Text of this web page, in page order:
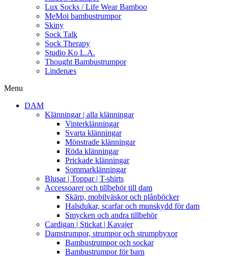
Lux Socks / Life Wear Bamboo
MeMoi bambustrumpor
Skiny
Sock Talk
Sock Therapy
Studio Ko L.A.
Thought Bambustrumpor
Lindenæs
Menu
DAM
Klänningar | alla klänningar
Vinterklänningar
Svarta klänningar
Mönstrade klänningar
Röda klänningar
Prickade klänningar
Sommarklänningar
Blusar | Toppar | T-shirts
Accessoarer och tillbehör till dam
Skärp, mobilväskor och plånböcker
Halsdukar, scarfar och munskydd för dam
Smycken och andra tillbehör
Cardigan | Stickat | Kavajer
Damstrumpor, strumpor och strumpbyxor
Bambustrumpor och sockar
Bambustrumpor för barn